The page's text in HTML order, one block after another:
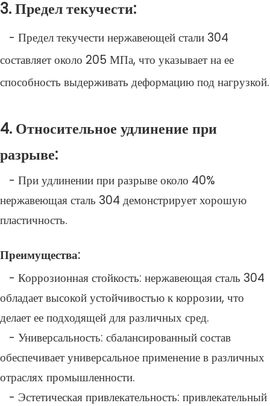
3. Предел текучести:
- Предел текучести нержавеющей стали 304
составляет около 205 МПа, что указывает на ее
способность выдерживать деформацию под нагрузкой.
4. Относительное удлинение при
разрыве:
- При удлинении при разрыве около 40%
нержавеющая сталь 304 демонстрирует хорошую
пластичность.
Преимущества:
- Коррозионная стойкость: нержавеющая сталь 304
обладает высокой устойчивостью к коррозии, что
делает ее подходящей для различных сред.
- Универсальность: сбалансированный состав
обеспечивает универсальное применение в различных
отраслях промышленности.
- Эстетическая привлекательность: привлекательный